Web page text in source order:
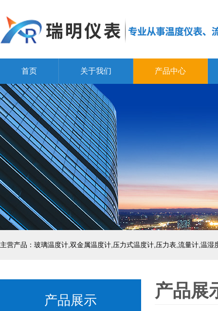
首页 关于我们 产品中心
产品展示 产品展